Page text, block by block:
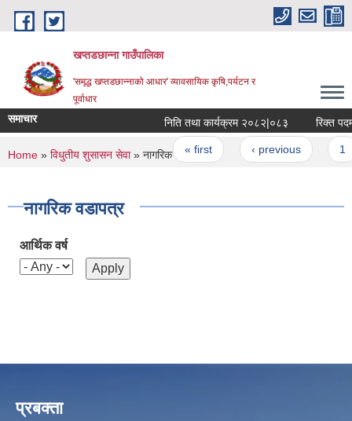
Skip to main content
खप्तडछान्ना गाउँपालिका
'समृद्ध खप्तडछान्नाको आधार' व्यावसायिक कृषि,पर्यटन र
पूर्वाधार
समाचार निति तथा कार्यक्रम २०८२|०८३ रिक्त
Pages
« first ‹ previous
You are here
Home » विधुतीय शुसासन सेवा» नागरिक वडापत्र
नागरिक वडापत्र
आर्थिक वर्ष
प्रबक्ता